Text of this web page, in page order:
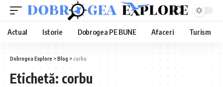
Actual Istorie Dobrogea PE BUNE Afaceri Turism
Dobrogea Explore >Blog > corbu
Etichetă: corbu